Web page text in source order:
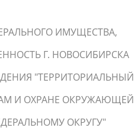
ИМУЩЕСТВА,
Г. НОВОСИБИРСКА
"ТЕРРИТОРИАЛЬНЫЙ
И ОХРАНЕ ОКРУЖАЮЩЕЙ
ОКРУГУ"